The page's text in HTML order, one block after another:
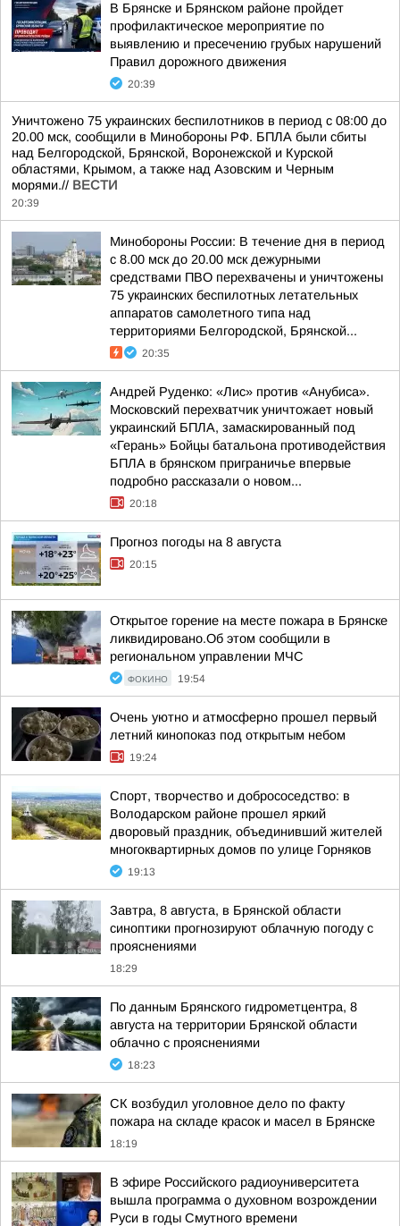
В Брянске и Брянском районе пройдет
профилактическое мероприятие по
выявлению и пресечению грубых нарушений
Правил дорожного движения
20:39
Уничтожено 75 украинских беспилотников в период с 08:00 до
20.00 мск, сообщили в Минобороны РФ. БПЛА были сбиты
над Белгородской, Брянской, Воронежской и Курской
областями, Крымом, а также над Азовским и Черным
морями.// ВЕСТИ
20:39
Минобороны России: В течение дня в период
с 8.00 мск до 20.00 мск дежурными
средствами ПВО перехвачены и уничтожены
75 украинских беспилотных летательных
аппаратов самолетного типа над
территориями Белгородской, Брянской...
20:35
Андрей Руденко: «Лис» против «Анубиса».
Московский перехватчик уничтожает новый
украинский БПЛА, замаскированный под
«Герань» Бойцы батальона противодействия
БПЛА в брянском приграничье впервые
подробно рассказали о новом...
20:18
Прогноз погоды на 8 августа
20:15
Открытое горение на месте пожара в Брянске
ликвидировано.Об этом сообщили в
региональном управлении МЧС
ФОКИНО 19:54
Очень уютно и атмосферно прошел первый
летний кинопоказ под открытым небом
19:24
Спорт, творчество и добрососедство: в
Володарском районе прошел яркий
дворовый праздник, объединивший жителей
многоквартирных домов по улице Горняков
19:13
Завтра, 8 августа, в Брянской области
синоптики прогнозируют облачную погоду с
прояснениями
18:29
По данным Брянского гидрометцентра, 8
августа на территории Брянской области
облачно с прояснениями
18:23
СК возбудил уголовное дело по факту
пожара на складе красок и масел в Брянске
18:19
В эфире Российского радиоуниверситета
вышла программа о духовном возрождении
Руси в годы Смутного времени